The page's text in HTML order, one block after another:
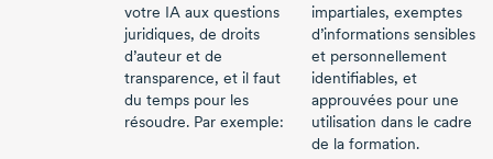
votre IA aux questions
juridiques, de droits
d’auteur et de
transparence, et il faut
du temps pour les
résoudre. Par exemple:
impartiales, exemptes
d’informations sensibles
et personnellement
identifiables, et
approuvées pour une
utilisation dans le cadre
de la formation.